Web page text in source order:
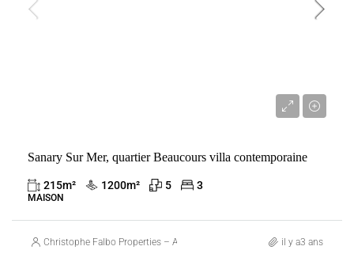
Sanary Sur Mer, quartier Beaucours villa contemporaine
215m² 1200m² 5 3
MAISON
Christophe Falbo Properties – Agence Immobilière Marseilleil y a3 ans